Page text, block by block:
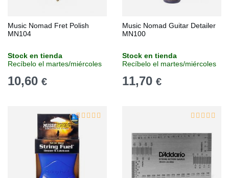
Music Nomad Fret Polish
MN104
Stock en tienda
Recíbelo el martes/miércoles
10,60 €
Music Nomad Guitar Detailer
MN100
Stock en tienda
Recíbelo el martes/miércoles
11,70 €